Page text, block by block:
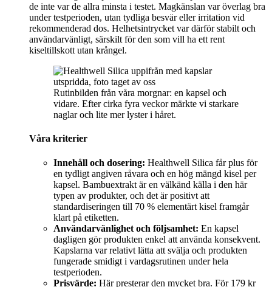
de inte var de allra minsta i testet. Magkänslan var överlag bra
under testperioden, utan tydliga besvär eller irritation vid
rekommenderad dos. Helhetsintrycket var därför stabilt och
användarvänligt, särskilt för den som vill ha ett rent
kiseltillskott utan krångel.
Rutinbilden från våra morgnar: en kapsel och
vidare. Efter cirka fyra veckor märkte vi starkare
naglar och lite mer lyster i håret.
Våra kriterier
Innehåll och dosering: Healthwell Silica får plus för
en tydligt angiven råvara och en hög mängd kisel per
kapsel. Bambuextrakt är en välkänd källa i den här
typen av produkter, och det är positivt att
standardiseringen till 70 % elementärt kisel framgår
klart på etiketten.
Användarvänlighet och följsamhet: En kapsel
dagligen gör produkten enkel att använda konsekvent.
Kapslarna var relativt lätta att svälja och produkten
fungerade smidigt i vardagsrutinen under hela
testperioden.
Prisvärde: Här presterar den mycket bra. För 179 kr